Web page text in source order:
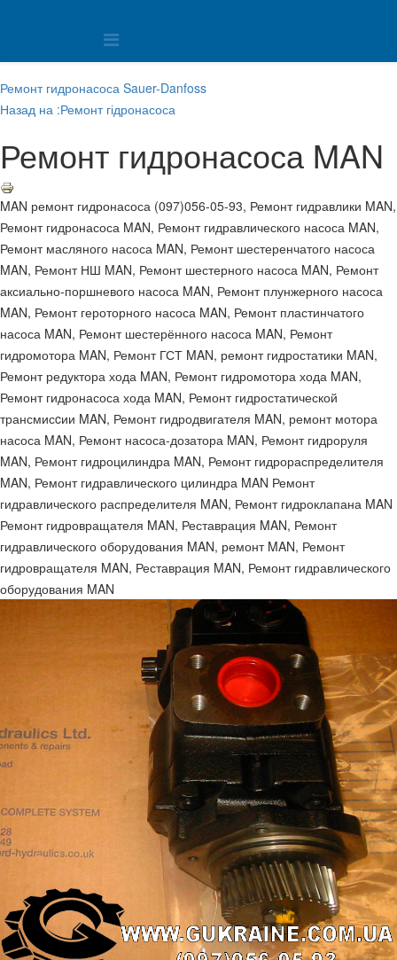
Ремонт гидронасоса Sauer-Danfoss
Назад на :Ремонт гідронасоса
Ремонт гидронасоса MAN
MAN ремонт гидронасоса (097)056-05-93, Ремонт гидравлики MAN,
Ремонт гидронасоса MAN, Ремонт гидравлического насоса MAN,
Ремонт масляного насоса MAN, Ремонт шестеренчатого насоса
MAN, Ремонт НШ MAN, Ремонт шестерного насоса MAN, Ремонт
аксиально-поршневого насоса MAN, Ремонт плунжерного насоса
MAN, Ремонт героторного насоса MAN, Ремонт пластинчатого
насоса MAN, Ремонт шестерённого насоса MAN, Ремонт
гидромотора MAN, Ремонт ГСТ MAN, ремонт гидростатики MAN,
Ремонт редуктора хода MAN, Ремонт гидромотора хода MAN,
Ремонт гидронасоса хода MAN, Ремонт гидростатической
трансмисcии MAN, Ремонт гидродвигателя MAN, ремонт мотора
насоса MAN, Ремонт насоса-дозатора MAN, Ремонт гидроруля
MAN, Ремонт гидроцилиндра MAN, Ремонт гидрораспределителя
MAN, Ремонт гидравлического цилиндра MAN Ремонт
гидравлического распределителя MAN, Ремонт гидроклапана MAN
Ремонт гидровращателя MAN, Реставрация MAN, Ремонт
гидравлического оборудования MAN, ремонт MAN, Ремонт
гидровращателя MAN, Реставрация MAN, Ремонт гидравлического
оборудования MAN